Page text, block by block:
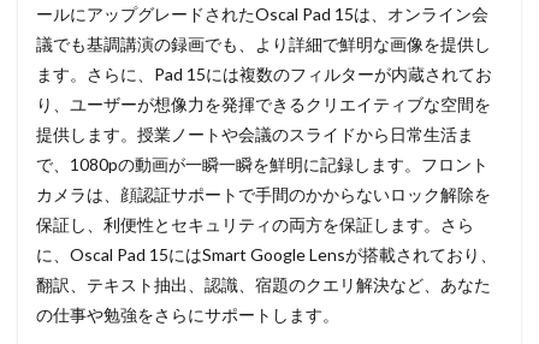
ールにアップグレードされたOscal Pad 15は、オンライン会
議でも基調講演の録画でも、より詳細で鮮明な画像を提供し
ます。さらに、Pad 15には複数のフィルターが内蔵されてお
り、ユーザーが想像力を発揮できるクリエイティブな空間を
提供します。授業ノートや会議のスライドから日常生活ま
で、1080pの動画が一瞬一瞬を鮮明に記録します。フロント
カメラは、顔認証サポートで手間のかからないロック解除を
保証し、利便性とセキュリティの両方を保証します。さら
に、Oscal Pad 15にはSmart Google Lensが搭載されており、
翻訳、テキスト抽出、認識、宿題のクエリ解決など、あなた
の仕事や勉強をさらにサポートします。